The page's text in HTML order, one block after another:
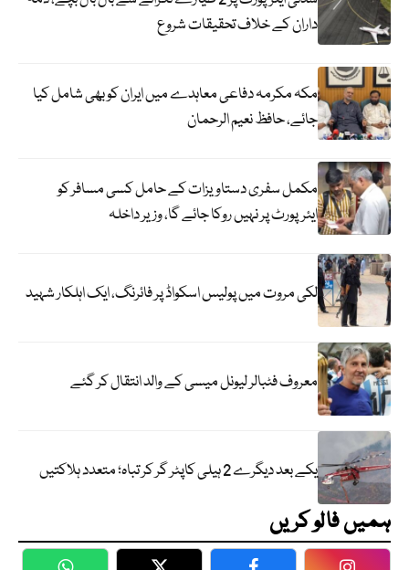
داران کے خلاف تحقیقات شروع
مکہ مکرمہ دفاعی معاہدے میں ایران کو بھی شامل کیا
جائے، حافظ نعیم الرحمان
مکمل سفری دستاویزات کے حامل کسی مسافر کو
ایئرپورٹ پر نہیں روکا جائے گا، وزیر داخلہ
لکی مروت میں پولیس اسکواڈ پر فائرنگ، ایک اہلکار شہید
معروف فٹبالر لیونل میسی کے والد انتقال کر گئے
یکے بعد دیگرے 2 ہیلی کاپٹر گر کر تباہ؛ متعدد ہلاکتیں
ہمیں فالو کریں